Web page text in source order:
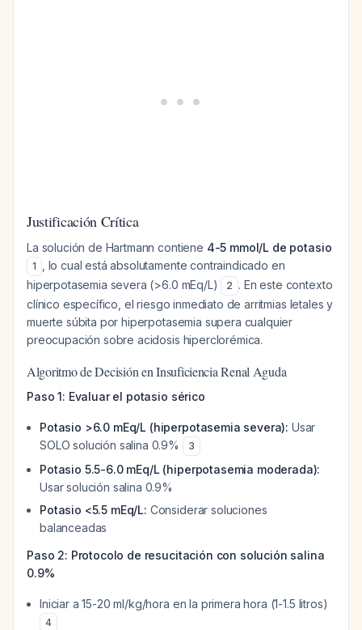
Justificación Crítica
La solución de Hartmann contiene 4-5 mmol/L de potasio
1
, lo cual está absolutamente contraindicado en
hiperpotasemia severa (>6.0 mEq/L)
2 . En este contexto
clínico específico, el riesgo inmediato de arritmias letales y
muerte súbita por hiperpotasemia supera cualquier
preocupación sobre acidosis hiperclorémica.
Algoritmo de Decisión en Insuficiencia Renal Aguda
Paso 1: Evaluar el potasio sérico
Potasio >6.0 mEq/L (hiperpotasemia severa): Usar
SOLO solución salina 0.9%
3
Potasio 5.5-6.0 mEq/L (hiperpotasemia moderada):
Usar solución salina 0.9%
Potasio <5.5 mEq/L: Considerar soluciones
balanceadas
Paso 2: Protocolo de resucitación con solución salina
0.9%
Iniciar a 15-20 ml/kg/hora en la primera hora (1-1.5 litros)
4